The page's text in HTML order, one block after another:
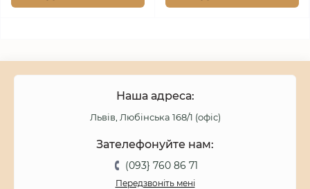
Наша адреса:
Львів, Любінська 168/1 (офіс)
Зателефонуйте нам:
(093} 760 86 71
Передзвоніть мені